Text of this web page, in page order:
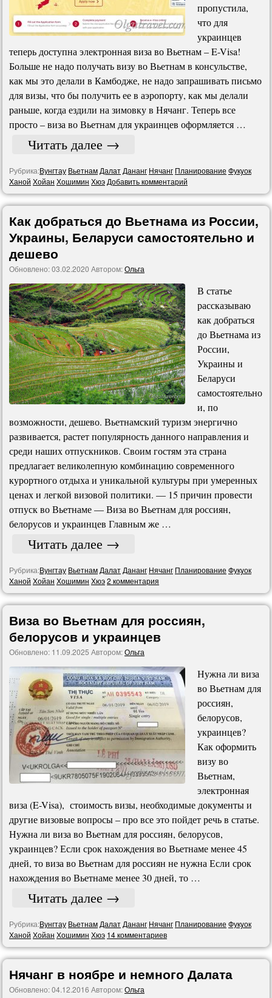
пропустила,
что для
украинцев
теперь доступна электронная виза во Вьетнам – E-Visa!
Больше не надо получать визу во Вьетнам в консульстве,
как мы это делали в Камбодже, не надо запрашивать письмо
для визы, что бы получить ее в аэропорту, как мы делали
раньше, когда ездили на зимовку в Нячанг. Теперь все
просто – виза во Вьетнам для украинцев оформляется …
Читать далее →
Рубрика:Вунгтау Вьетнам Далат Дананг Нячанг Планирование Фукyок
Ханой Хойан Хошимин Хюэ Добавить комментарий
Как добраться до Вьетнама из России,
Украины, Беларуси самостоятельно и
дешево
Обновлено:03.02.2020 Автором:Ольга
В статье
рассказываю
как добраться
до Вьетнама из
России,
Украины и
Беларуси
самостоятельно
и, по
возможности, дешево. Вьетнамский туризм энергично
развивается, растет популярность данного направления и
среди наших отпускников. Своим гостям эта страна
предлагает великолепную комбинацию современного
курортного отдыха и уникальной культуры при умеренных
ценах и легкой визовой политики. — 15 причин провести
отпуск во Вьетнаме — Виза во Вьетнам для россиян,
белорусов и украинцев Главным же …
Читать далее →
Рубрика:Вунгтау Вьетнам Далат Дананг Нячанг Планирование Фукyок
Ханой Хойан Хошимин Хюэ2 комментария
Виза во Вьетнам для россиян,
белорусов и украинцев
Обновлено: 11.09.2025 Автором:Ольга
Нужна ли виза
во Вьетнам для
россиян,
белорусов,
украинцев?
Как оформить
визу во
Вьетнам,
электронная
виза (E-Visa), стоимость визы, необходимые документы и
другие визовые вопросы – про все это пойдет речь в статье.
Нужна ли виза во Вьетнам для россиян, белорусов,
украинцев? Если срок нахождения во Вьетнаме менее 45
дней, то виза во Вьетнам для россиян не нужна Если срок
нахождения во Вьетнаме менее 30 дней, то …
Читать далее →
Рубрика:Вунгтау Вьетнам Далат Дананг Нячанг Планирование Фукyок
Ханой Хойан Хошимин Хюэ 14 комментариев
Нячанг в ноябре и немного Далата
Обновлено:04.12.2016 Автором:Ольга